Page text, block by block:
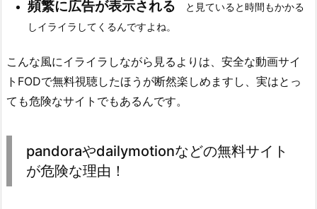
頻繁に広告が表示される と見ていると時間もかかる
しイライラしてくるんですよね。
こんな風にイライラしながら見るよりは、安全な動画サイ
トFODで無料視聴したほうが断然楽しめますし、実はとっ
ても危険なサイトでもあるんです。
pandoraやdailymotionなどの無料サイト
が危険な理由！